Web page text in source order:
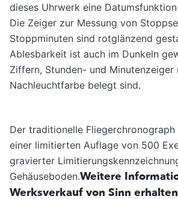
dieses Uhrwerk eine
Die Zeiger zur Messung von
Stoppminuten sind rotglänzend
Ablesbarkeit ist auch im Dunkeln
Ziffern, Stunden- und
Nachleuchtfarbe belegt sind.
Der traditionelle Fliegerchronograph
einer limitierten Auflage von 500
gravierter
Gehäuseboden.Weitere
Werksverkauf von Sinn